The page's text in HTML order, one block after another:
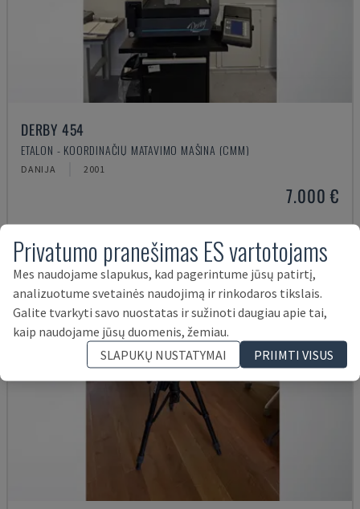
DERBY 454
ETALON - KOORDINAČIŲ MATAVIMO MAŠINA (CMM)
DANIJA 2001
7.000 €
Privatumo pranešimas ES vartotojams
Mes naudojame slapukus, kad pagerintume jūsų patirtį,
analizuotume svetainės naudojimą ir rinkodaros tikslais.
Galite tvarkyti savo nuostatas ir sužinoti daugiau apie tai,
kaip naudojame jūsų duomenis, žemiau.
SLAPUKŲ NUSTATYMAI
PRIIMTI VISUS